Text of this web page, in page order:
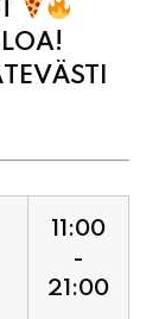
-
21:00
11:00
-